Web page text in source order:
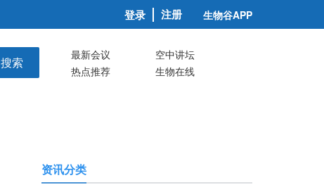
登录 注册 生物谷APP
搜索 最新会议
空中讲坛
热点推荐
生物在线
资讯分类